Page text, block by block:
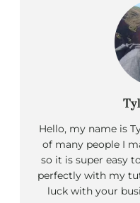
Hello, my name is
of many people I
so it is super easy
perfectly with my
luck with your